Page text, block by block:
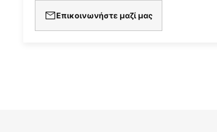
Επικοινωνήστε μαζί μας